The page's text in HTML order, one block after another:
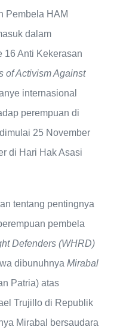
Pembela HAM
dalam
Anti Kekerasan
of Activism Against
internasional
perempuan di
25 November
di Hari Hak Asasi
tentang pentingnya
pembela
Defenders (WHRD)
dibunuhnya Mirabal
Patria) atas
Trujillo di Republik
Mirabal bersaudara